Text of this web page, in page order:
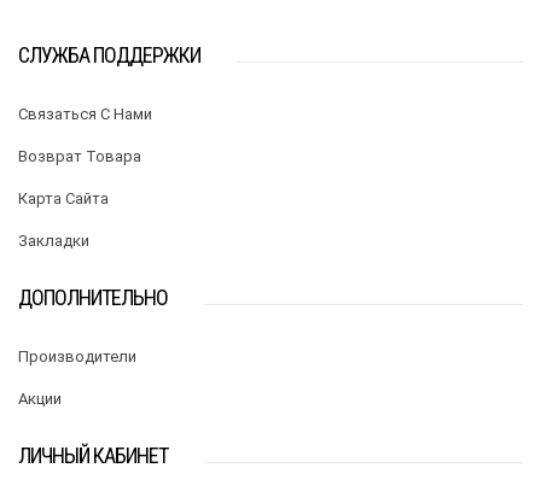
СЛУЖБА ПОДДЕРЖКИ
Связаться С Нами
Возврат Товара
Карта Сайта
Закладки
ДОПОЛНИТЕЛЬНО
Производители
Акции
ЛИЧНЫЙ КАБИНЕТ